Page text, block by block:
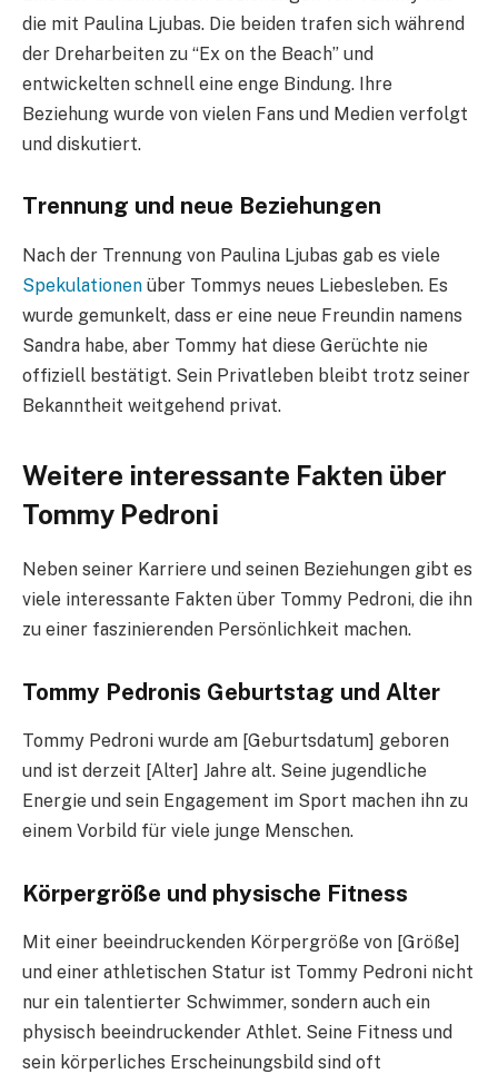
die mit Paulina Ljubas. Die beiden trafen sich während
der Dreharbeiten zu “Ex on the Beach” und
entwickelten schnell eine enge Bindung. Ihre
Beziehung wurde von vielen Fans und Medien verfolgt
und diskutiert.
Trennung und neue Beziehungen
Nach der Trennung von Paulina Ljubas gab es viele
Spekulationen über Tommys neues Liebesleben. Es
wurde gemunkelt, dass er eine neue Freundin namens
Sandra habe, aber Tommy hat diese Gerüchte nie
offiziell bestätigt. Sein Privatleben bleibt trotz seiner
Bekanntheit weitgehend privat.
Weitere interessante Fakten über
Tommy Pedroni
Neben seiner Karriere und seinen Beziehungen gibt es
viele interessante Fakten über Tommy Pedroni, die ihn
zu einer faszinierenden Persönlichkeit machen.
Tommy Pedronis Geburtstag und Alter
Tommy Pedroni wurde am [Geburtsdatum] geboren
und ist derzeit [Alter] Jahre alt. Seine jugendliche
Energie und sein Engagement im Sport machen ihn zu
einem Vorbild für viele junge Menschen.
Körpergröße und physische Fitness
Mit einer beeindruckenden Körpergröße von [Größe]
und einer athletischen Statur ist Tommy Pedroni nicht
nur ein talentierter Schwimmer, sondern auch ein
physisch beeindruckender Athlet. Seine Fitness und
sein körperliches Erscheinungsbild sind oft